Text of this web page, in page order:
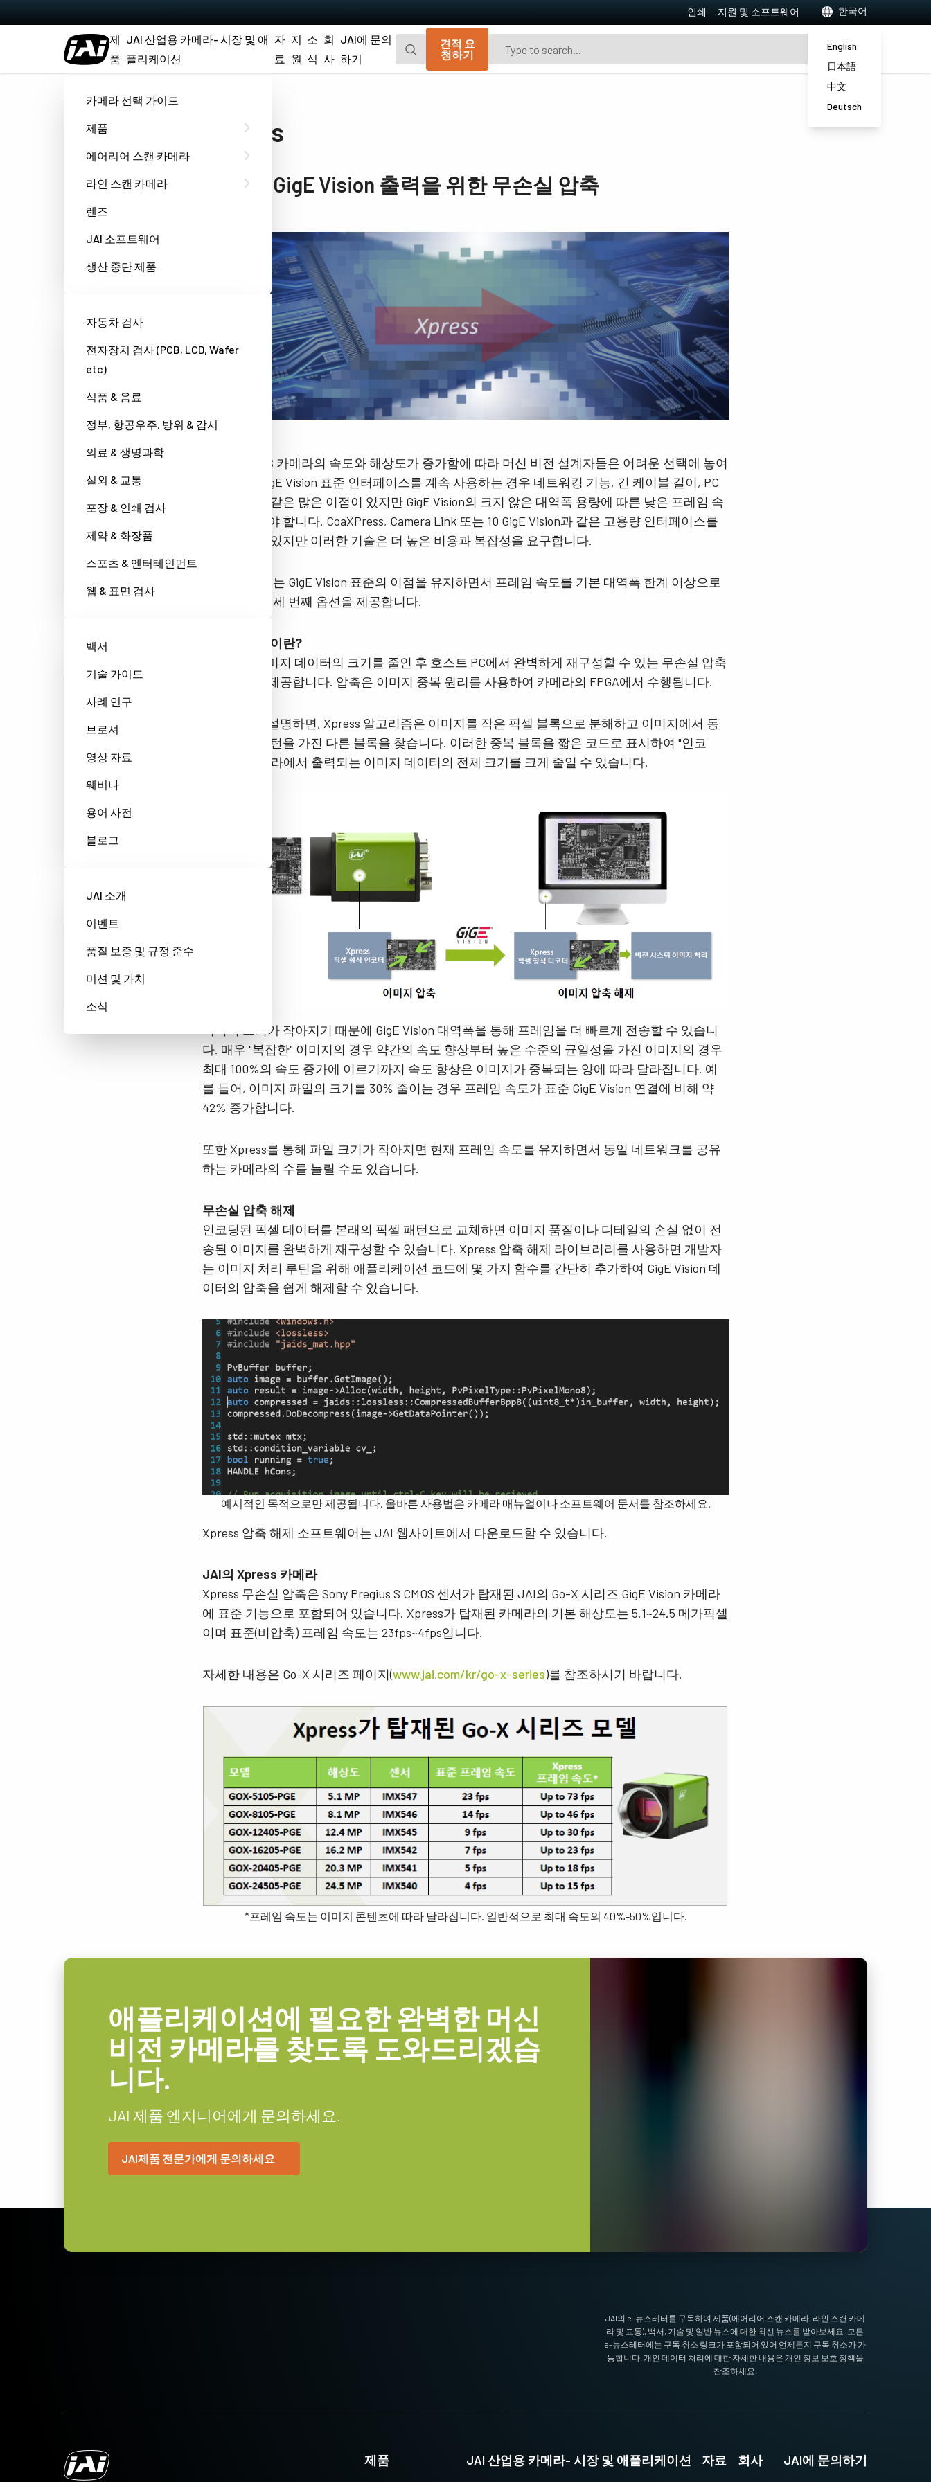
인쇄 지원 및 소프트웨어 한국어
English
日本語
中文
Deutsch
제
품
JAI 산업용 카메라- 시장 및 애
플리케이션
자
료
지
원
소
식
회
사
JAI에 문의
하기
견적 요
청하기
카메라 선택 가이드
제품
에어리어 스캔 카메라
라인 스캔 카메라
렌즈
JAI 소프트웨어
생산 중단 제품
Spark 시리즈
고해상도, 높은 프레임 속도 및 뛰어난 이미
Fusion 시리즈
가시광선 영역 및 NIR 영역에서 여러 스펙트
Fusion Flex-Eye
2개 또는 3개의 센서가 탑재된 맞춤형 멀티
Apex 시리즈
기존 Bayer 카메라보다 뛰어난 색 재현성 및
Apex 의료 & 생명
의료 및 생명 과학 분야 응용을 위한 색 정밀
도 및 깨끗한 이미지 품질의 궁극적 조합.
Sweep 시리즈
빠른 스캔 속도 및 뛰어난 이미지 품질을 제
공하는 흑백 및 3 라인(Trilinear) 라인 스캔 카
Sweep+ 시리즈
정밀도, 감도 및 멀티 스펙트럼 옵션을 결합
한 고성능 멀티 센서 프리즘 기반 컬러/NIR,
Wave 시리즈
단파장 적외선(SWIR) 이미징용 단일 센서
InGaAs 라인 스캔 카메라 및 에어리어 스캔
싱글 센서 컬러
최신 Sony Pregius 센서와 같은 CMOS 센서
를 탑재한 다양한 컬러 싱글 센서 프로그레
시브 에어리어 스캔 카메라. (Go-X 시리즈,
Go 시리즈 및 Spark 시리즈).
싱글 센서 흑백
최신 Sony Pregius 센서와 같은 CMOS 센서
를 탑재한 다양한 흑백 싱글 센서 프로그레
시브 에어리어 스캔 카메라. (Go-X 시리즈,
Go 시리즈 및 Spark 시리즈)
단일 센서 SWIR
싱글 센서 UV 고감도
리어 스캔 카메라를 제공합니다.
리즈)의료 시리즈)
한 흑백 CMOS 센서 라인 스캔 카메라. 최대
8192 픽셀 해상도 및 최대 200kHz 라인 속도
지원. (Sweep 시리즈)
서 InGaAs 라인 스캔 카메라.
3 센서 – R-G-B (프리즘)
최첨단 프리즘 기술이 적용된 3센서 CMOS
R-G-B 컬러 라인 스캔 카메라는 라인 스캔
4 센서 R-G-B+NIR (프리즘)
가시광선 스펙트럼의 R-G-B 이미지 데이터
와 근적외선(NIR) 광선 스펙트럼의 이미지
4 센서 R-G-B + SWIR (프리즘)
가시 스펙트럼의 R-G-B 이미지 데이터와단
파장 적외선(SWIR) 스펙트럼의 이미지 데이
터를 동시에 캡처하도록 설계된 4센서 라인
스캔 카메라.
자동차 검사
전자장치 검사 (PCB, LCD, Wafer
etc)
식품 & 음료
정부, 항공우주, 방위 & 감시
의료 & 생명과학
실외 & 교통
포장 & 인쇄 검사
제약 & 화장품
스포츠 & 엔터테인먼트
웹 & 표면 검사
백서
기술 가이드
사례 연구
브로셔
영상 자료
웨비나
용어 사전
블로그
JAI 소개
이벤트
품질 보증 및 규정 준수
미션 및 가치
소식
Xpress
더 빠른 GigE Vision 출력을 위한 무손실 압축
오늘날 CMOS 카메라의 속도와 해상도가 증가함에 따라 머신 비전 설계자들은 어려운 선택에 놓여
있습니다. GigE Vision 표준 인터페이스를 계속 사용하는 경우 네트워킹 기능, 긴 케이블 길이, PC
직접 연결과 같은 많은 이점이 있지만 GigE Vision의 크지 않은 대역폭 용량에 따른 낮은 프레임 속
도에 만족해야 합니다. CoaXPress, Camera Link 또는 10 GigE Vision과 같은 고용량 인터페이스를
사용할 수도 있지만 이러한 기술은 더 높은 비용과 복잡성을 요구합니다.
JAI의 Xpress는 GigE Vision 표준의 이점을 유지하면서 프레임 속도를 기본 대역폭 한계 이상으로
높일 수 있는 세 번째 옵션을 제공합니다.
Xpress 기능이란?
Xpress는 이미지 데이터의 크기를 줄인 후 호스트 PC에서 완벽하게 재구성할 수 있는 무손실 압축
알고리즘을 제공합니다. 압축은 이미지 중복 원리를 사용하여 카메라의 FPGA에서 수행됩니다.
구체적으로 설명하면, Xpress 알고리즘은 이미지를 작은 픽셀 블록으로 분해하고 이미지에서 동
일한 픽셀 패턴을 가진 다른 블록을 찾습니다. 이러한 중복 블록을 짧은 코드로 표시하여 "인코
딩"하면 카메라에서 출력되는 이미지 데이터의 전체 크기를 크게 줄일 수 있습니다.
이미지 크기가 작아지기 때문에 GigE Vision 대역폭을 통해 프레임을 더 빠르게 전송할 수 있습니
다. 매우 "복잡한" 이미지의 경우 약간의 속도 향상부터 높은 수준의 균일성을 가진 이미지의 경우
최대 100%의 속도 증가에 이르기까지 속도 향상은 이미지가 중복되는 양에 따라 달라집니다. 예
를 들어, 이미지 파일의 크기를 30% 줄이는 경우 프레임 속도가 표준 GigE Vision 연결에 비해 약
42% 증가합니다.
또한 Xpress를 통해 파일 크기가 작아지면 현재 프레임 속도를 유지하면서 동일 네트워크를 공유
하는 카메라의 수를 늘릴 수도 있습니다.
무손실 압축 해제
인코딩된 픽셀 데이터를 본래의 픽셀 패턴으로 교체하면 이미지 품질이나 디테일의 손실 없이 전
송된 이미지를 완벽하게 재구성할 수 있습니다. Xpress 압축 해제 라이브러리를 사용하면 개발자
는 이미지 처리 루틴을 위해 애플리케이션 코드에 몇 가지 함수를 간단히 추가하여 GigE Vision 데
이터의 압축을 쉽게 해제할 수 있습니다.
예시적인 목적으로만 제공됩니다. 올바른 사용법은 카메라 매뉴얼이나 소프트웨어 문서를 참조하세요.
Xpress 압축 해제 소프트웨어는 JAI 웹사이트에서 다운로드할 수 있습니다.
JAI의 Xpress 카메라
Xpress 무손실 압축은 Sony Pregius S CMOS 센서가 탑재된 JAI의 Go-X 시리즈 GigE Vision 카메라
에 표준 기능으로 포함되어 있습니다. Xpress가 탑재된 카메라의 기본 해상도는 5.1~24.5 메가픽셀
이며 표준(비압축) 프레임 속도는 23fps~4fps입니다.
자세한 내용은 Go-X 시리즈 페이지(www.jai.com/kr/go-x-series)를 참조하시기 바랍니다.
*프레임 속도는 이미지 콘텐츠에 따라 달라집니다. 일반적으로 최대 속도의 40%-50%입니다.
애플리케이션에 필요한 완벽한 머신
비전 카메라를 찾도록 도와드리겠습
니다.
JAI 제품 엔지니어에게 문의하세요.
JAI제품 전문가에게 문의하세요
JAI의 e-뉴스레터를 구독하여 제품(에어리어 스캔 카메라, 라인 스캔 카메
라 및 교통), 백서, 기술 및 일반 뉴스에 대한 최신 뉴스를 받아보세요. 모든
e-뉴스레터에는 구독 취소 링크가 포함되어 있어 언제든지 구독 취소가 가
능합니다. 개인 데이터 처리에 대한 자세한 내용은 개인 정보 보호 정책을
참조하세요.
제품 JAI 산업용 카메라- 시장 및 애플리케이션 자료 회사 JAI에 문의하기